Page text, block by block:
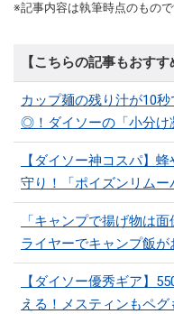
※記事内容は執筆時点のもの
【こちらの記事もおすす
カップ麺の残り汁が10
◎！ダイソーの「小分け
【ダイソー神コスパ】
守り！「ポイズンリムー
「キャンプで揚げ物は
ライヤーでキャンプ飯が
【ダイソー優秀ギア】
える！メスティンもペグ